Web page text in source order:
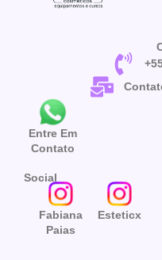
Entre Em
Contato
Social
Fabiana
Paias
Esteticx